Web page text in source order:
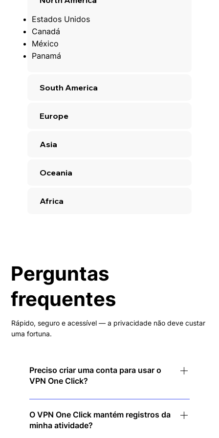
Estados Unidos
Canadá
México
Panamá
South America
Europe
Asia
Oceania
Africa
Perguntas
frequentes
Rápido, seguro e acessível — a privacidade não deve custar
uma fortuna.
Preciso criar uma conta para usar o
VPN One Click?
Não! Basta baixar o aplicativo, tocar para
conectar e aproveitar a privacidade instantânea
— sem necessidade de inscrição.
O VPN One Click mantém registros da
minha atividade?